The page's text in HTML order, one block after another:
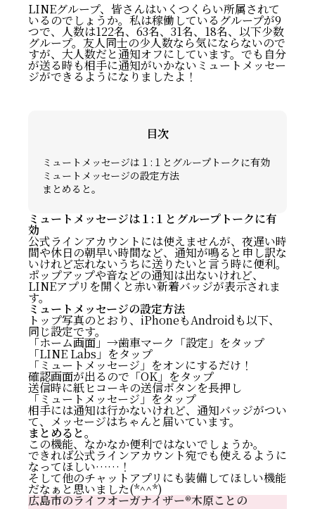
LINEグループ、皆さんはいくつくらい所属されて
いるのでしょうか。私は稼働しているグループが9
つで、人数は122名、63名、31名、18名、以下少数
グループ。友人同士の少人数なら気にならないので
すが、大人数だと通知オフにしています。でも自分
が送る時も相手に通知がいかないミュートメッセー
ジができるようになりましたよ！
目次
ミュートメッセージは１:１とグループトークに有効
ミュートメッセージの設定方法
まとめると。
ミュートメッセージは１:１とグループトークに有
効
公式ラインアカウントには使えませんが、夜遅い時
間や休日の朝早い時間など、通知が鳴ると申し訳な
いけれど忘れないうちに送りたいと言う時に便利。
ポップアップや音などの通知は出ないけれど、
LINEアプリを開くと赤い新着バッジが表示されま
す。
ミュートメッセージの設定方法
トップ写真のとおり、iPhoneもAndroidも以下、
同じ設定です。
「ホーム画面」→歯車マーク「設定」をタップ
「LINE Labs」をタップ
「ミュートメッセージ」をオンにするだけ！
確認画面が出るので「OK」をタップ
送信時に紙ヒコーキの送信ボタンを長押し
「ミュートメッセージ」をタップ
相手には通知は行かないけれど、通知バッジがつい
て、メッセージはちゃんと届いています。
まとめると。
この機能、なかなか便利ではないでしょうか。
できれば公式ラインアカウント宛でも使えるように
なってほしい……！
そして他のチャットアプリにも装備してほしい機能
だなぁと思いました(*^^*)
広島市のライフオーガナイザー®️木原ことの